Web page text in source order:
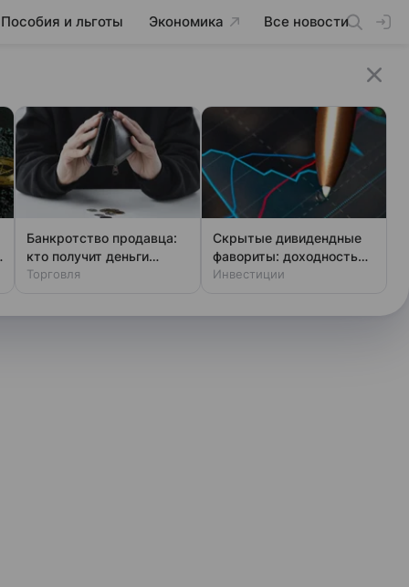
Пособия и льготы Экономика Все новости
Банкротство продавца:
кто получит деньги
первым
Торговля
Скрытые дивидендные
фавориты: доходность
выше ключевой ставки
Инвестиции